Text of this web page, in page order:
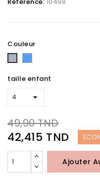
Couleur
Gris
taille enfant
49,90 TND
42,415 TND
Ajouter